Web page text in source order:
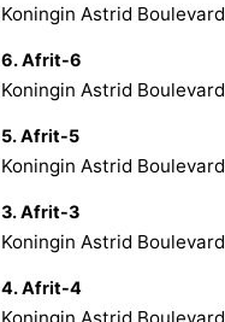
Koningin Astrid Boulevard
6. Afrit-6
Koningin Astrid Boulevard
5. Afrit-5
Koningin Astrid Boulevard
3. Afrit-3
Koningin Astrid Boulevard
4. Afrit-4